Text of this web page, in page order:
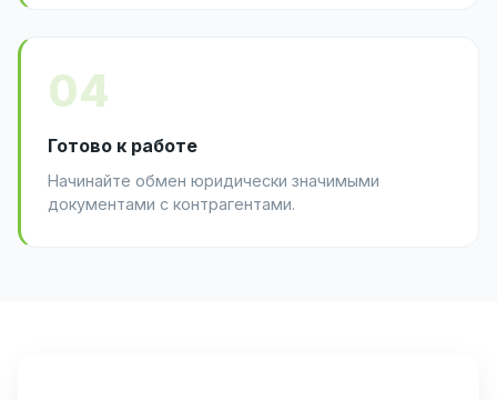
04
Готово к работе
Начинайте обмен юридически значимыми
документами с контрагентами.